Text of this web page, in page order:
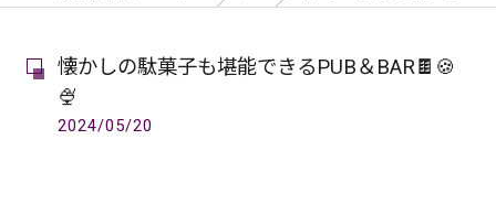
懐かしの駄菓子も堪能できるPUB＆BAR🍫🍪
🍨
2024/05/20